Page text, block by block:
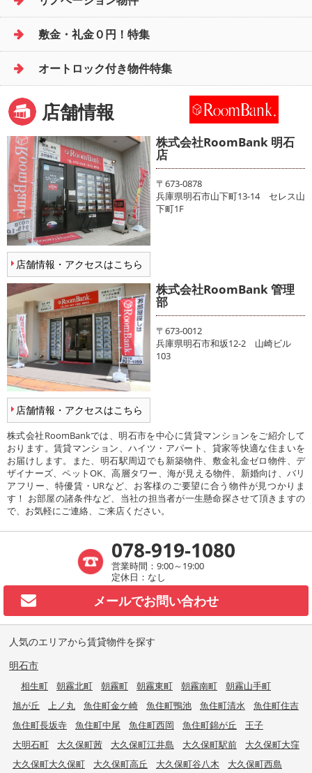
敷金・礼金０円！特集
オートロック付き物件特集
店舗情報
店舗情報・アクセスはこちら
株式会社RoomBank 明石
店
〒673-0878
兵庫県明石市山下町13-14 セレス山
下町1F
店舗情報・アクセスはこちら
株式会社RoomBank 管理
部
〒673-0012
兵庫県明石市和坂12-2 山崎ビル
103
株式会社RoomBankでは、明石市を中心に賃貸マンションをご紹介して
おります。賃貸マンション、ハイツ・アパート、貸家等快適な住まいを
お届けします。また、明石駅周辺でも新築物件、敷金礼金ゼロ物件、デ
ザイナーズ、ペットOK、高層タワー、海が見える物件、新婚向け、バリ
アフリー、特優賃・URなど、お客様のご要望に合う物件が見つかりま
す！ お部屋の諸条件など、当社の担当者が一生懸命探させて頂きますの
で、お気軽にご連絡、ご来店ください。
078-919-1080
営業時間：9:00～19:00
定休日：なし
メールでお問い合わせ
人気のエリアから賃貸物件を探す
明石市
相生町 朝霧北町 朝霧町 朝霧東町 朝霧南町
朝霧山手町
旭が丘
上ノ丸 魚住町金ケ崎 魚住町鴨池 魚住町清水
魚住町住吉
魚住町長坂寺
魚住町中尾 魚住町西岡 魚住町錦が丘
王子
大明石町
大久保町茜 大久保町江井島 大久保町駅前
大久保町大窪
大久保町大久保町
大久保町高丘 大久保町谷八木
大久保町西島